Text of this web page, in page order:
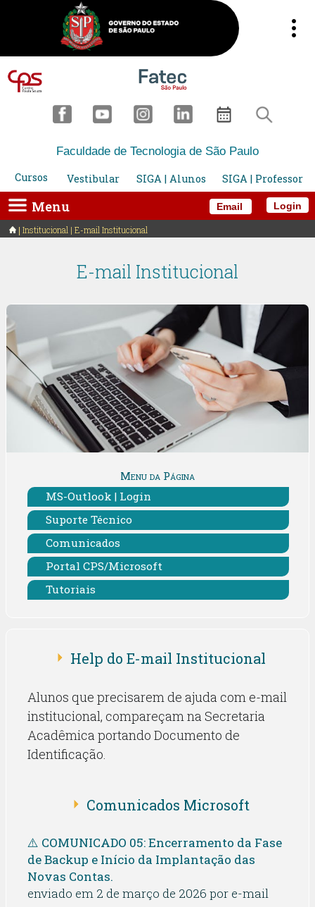
Email
Faculdade de Tecnologia de São Paulo
Cursos
Vestibular SIGA | Alunos SIGA | Professor
Menu Login
Institucional | E-mail Institucional
E-mail Institucional
Menu da Página
MS-Outlook | Login
Suporte Técnico
Comunicados
Portal CPS/Microsoft
Tutoriais
Help do E-mail Institucional
Alunos que precisarem de ajuda com e-mail
institucional, compareçam na Secretaria
Acadêmica portando Documento de
Identificação.
Comunicados Microsoft
⚠️ COMUNICADO 05: Encerramento da Fase
de Backup e Início da Implantação das
Novas Contas.
enviado em 2 de março de 2026 por e-mail